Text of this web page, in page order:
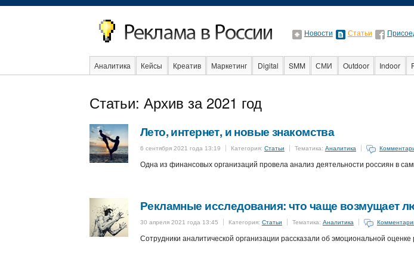
Новости Статьи
Аналитика Кейсы Креатив Маркетинг Digital SMM СМИ Outdoor Indoor
Статьи: Архив за 2021 год
Лето, интернет, и новые знакомства
6 сентября 2021 года 13:19 Категория: Статьи Тематика: Аналитика
Одна из финансовых организаций провела анализ деятельности россиян в
Рекламные исследования: что чаще возмущает
30 апреля 2021 года 13:45 Категория: Статьи Тематика: Аналитика
Сотрудники аналитической организации рассказали об эмоциональной